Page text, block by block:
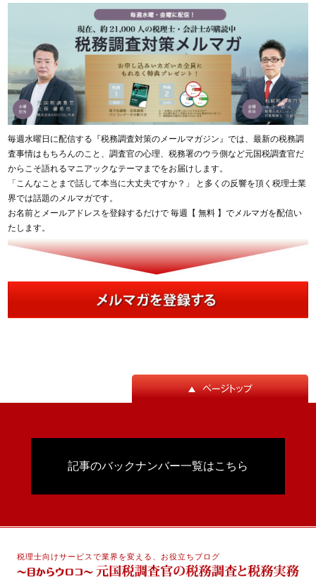
毎週水曜日に配信する『税務調査対策のメールマガジン』では、最新の税務調
査事情はもちろんのこと、調査官の心理、税務署のウラ側など元国税調査官だ
からこそ語れるマニアックなテーマまでをお届けします。
「こんなことまで話して本当に大丈夫ですか？」 と多くの反響を頂く税理士業
界では話題のメルマガです。
お名前とメールアドレスを登録するだけで 毎週【 無料 】でメルマガを配信い
たします。
記事のバックナンバー一覧はこちら
税理士向けサービスで業界を変える、お役立ちブログ